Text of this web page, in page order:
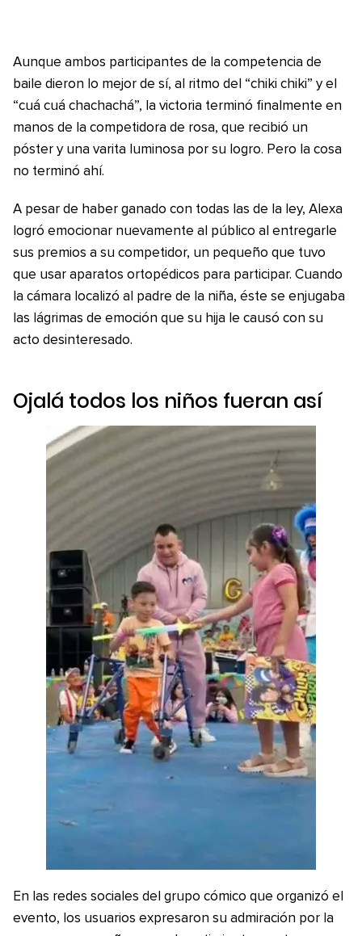
Aunque ambos participantes de la competencia de
baile dieron lo mejor de sí, al ritmo del “chiki chiki” y el
“cuá cuá chachachá”, la victoria terminó finalmente en
manos de la competidora de rosa, que recibió un
póster y una varita luminosa por su logro. Pero la cosa
no terminó ahí.
A pesar de haber ganado con todas las de la ley, Alexa
logró emocionar nuevamente al público al entregarle
sus premios a su competidor, un pequeño que tuvo
que usar aparatos ortopédicos para participar. Cuando
la cámara localizó al padre de la niña, éste se enjugaba
las lágrimas de emoción que su hija le causó con su
acto desinteresado.
Ojalá todos los niños fueran así
En las redes sociales del grupo cómico que organizó el
evento, los usuarios expresaron su admiración por la